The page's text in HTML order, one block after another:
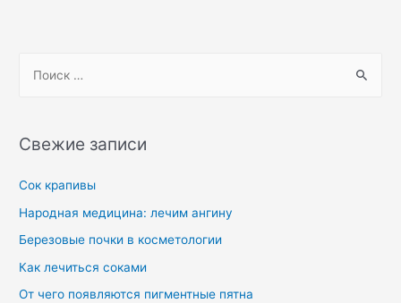
Свежие записи
Сок крапивы
Народная медицина: лечим ангину
Березовые почки в косметологии
Как лечиться соками
От чего появляются пигментные пятна